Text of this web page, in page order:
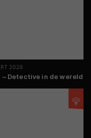
2026
– Detective in de wereld